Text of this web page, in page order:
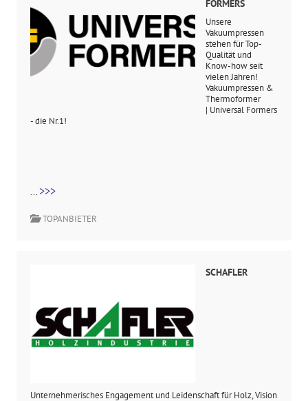
FORMERS
Unsere
Vakuumpressen
stehen für Top-
Qualität und
Know-how seit
vielen Jahren!
Vakuumpressen &
Thermoformer
| Universal Formers
- die Nr.1!
... >>>
TOPANBIETER
SCHAFLER
Unternehmerisches Engagement und Leidenschaft für Holz, Vision